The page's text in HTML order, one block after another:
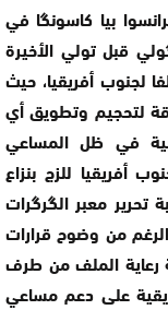
بيا كاسونگا في
قبل تولي الأخيرة
لجنوب أفريقيا، حيث
لتحجيم وتطويق أي
في ظل المساعي
أفريقيا للزج بنزاع
تحرير معبر الگرگرات
من وضوح قرارات
أكدت حصرية رعاية الملف من طرف
على دعم مساعي